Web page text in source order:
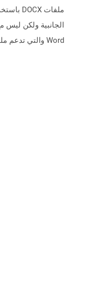
Word والتي تدعم ملحقات ملف DOC.